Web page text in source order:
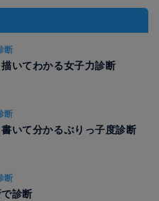
断
描いてわかる女子力診断
断
書いて分かるぶりっ子度診断
断
診断